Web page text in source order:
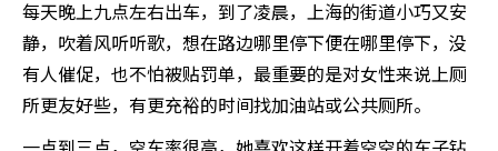
每天晚上九点左右出车，到了凌晨，上海的街道小巧又安
静，吹着风听听歌，想在路边哪里停下便在哪里停下，没
有人催促，也不怕被贴罚单，最重要的是对女性来说上厕
所更友好些，有更充裕的时间找加油站或公共厕所。